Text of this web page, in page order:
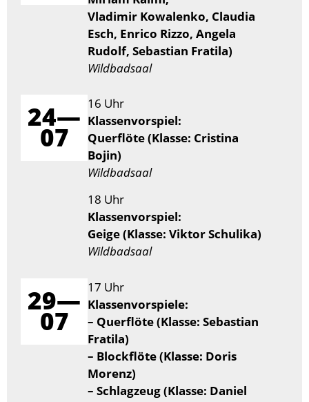
Vladimir Kowalenko, Claudia
Esch, Enrico Rizzo, Angela
Rudolf, Sebastian Fratila)
Wildbadsaal
24—
07
16 Uhr
Klassenvorspiel:
Querflöte (Klasse: Cristina
Bojin)
Wildbadsaal
18 Uhr
Klassenvorspiel:
Geige (Klasse: Viktor Schulika)
Wildbadsaal
29—
07
17 Uhr
Klassenvorspiele:
– Querflöte (Klasse: Sebastian
Fratila)
– Blockflöte (Klasse: Doris
Morenz)
– Schlagzeug (Klasse: Daniel